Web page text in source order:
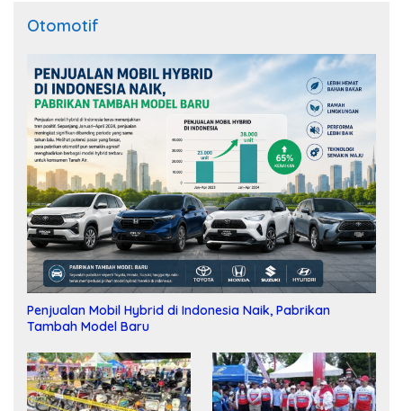
Otomotif
Penjualan Mobil Hybrid di Indonesia Naik, Pabrikan
Tambah Model Baru